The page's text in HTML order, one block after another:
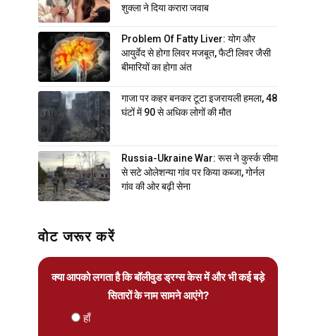
शुक्ला ने दिया करारा जवाब
Problem Of Fatty Liver: योग और
आयुर्वेद से होगा लिवर मजबूत, फैटी लिवर जैसी
बीमारियों का होगा अंत
गाजा पर कहर बनकर टूटा इजरायली हमला, 48
घंटों में 90 से अधिक लोगों की मौत
Russia-Ukraine War: रूस ने कुर्स्क सीमा
से सटे ओलेशन्या गांव पर किया कब्जा, गोर्नल
गांव की ओर बढ़ी सेना
वोट जरूर करें
क्या आपको लगता है कि बॉलीवुड ड्रग्स केस में और भी कई बड़े
सितारों के नाम सामने आएंगे?
हाँ